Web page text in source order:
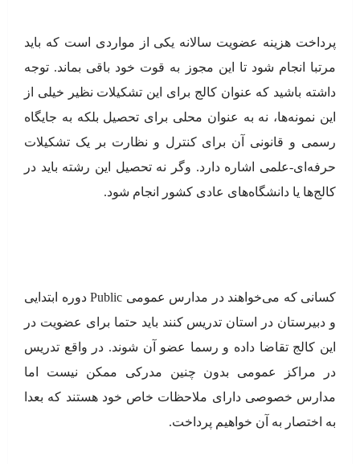
پرداخت هزینه عضویت سالانه یکی از مواردی است که باید
مرتبا انجام شود تا این مجوز به قوت خود باقی بماند. توجه
داشته باشید که عنوان کالج برای این تشکیلات نظیر خیلی از
این نمونه‌ها، نه به عنوان محلی برای تحصیل بلکه به جایگاه
رسمی و قانونی آن برای کنترل و نظارت بر یک تشکیلات
حرفه‌ای-علمی اشاره دارد. وگر نه تحصیل این رشته باید در
کالج‌ها یا دانشگاه‌های عادی کشور انجام شود.
کسانی که می‌خواهند در مدارس عمومی Public دوره ابتدایی
و دبیرستان در استان تدریس کنند باید حتما برای عضویت در
این کالج تقاضا داده و رسما عضو آن شوند. در واقع تدریس
در مراکز عمومی بدون چنین مدرکی ممکن نیست اما
مدارس خصوصی دارای ملاحظات خاص خود هستند که بعدا
به اختصار به آن خواهیم پرداخت.